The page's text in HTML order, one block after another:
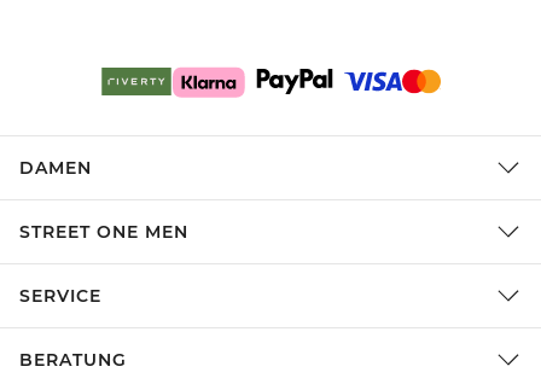
DAMEN
STREET ONE MEN
SERVICE
BERATUNG